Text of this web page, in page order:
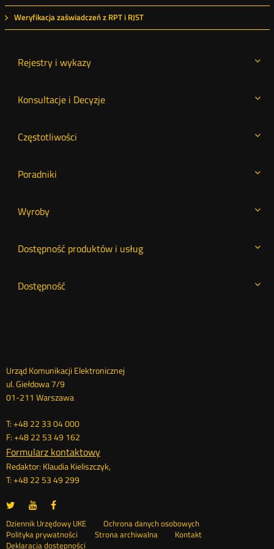
Weryfikacja zaświadczeń z RPT i RJST
Rejestry i wykazy
Konsultacje i Decyzje
Częstotliwości
Poradniki
Wyroby
Dostępność produktów i usług
Dostępność
Dane
kontaktowe
Urząd Komunikacji Elektronicznej
ul. Giełdowa 7/9
01-211 Warszawa
T: +48 22 33 04 000
F: +48 22 53 49 162
Formularz kontaktowy
Redaktor: Klaudia Kieliszczyk,
T: +48 22 53 49 299
UKE
portalu
Twitter
Otwórz
nowym
oknie
UKE
portalu
Youtube
Otwórz
nowym
oknie
portalu
Facebook
nowym
oknie
Stopka
Dziennik Urzędowy UKE Otwórz
Ochrona danych osobowych
Polityka prywatności
Otwórz
Strona archiwalna
Kontakt
Deklaracja dostępności